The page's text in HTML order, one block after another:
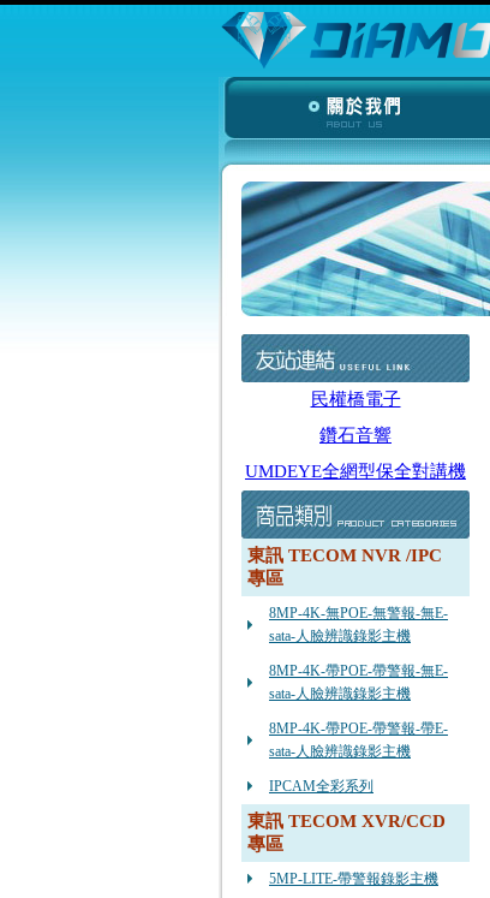
民權橋電子
鑽石音響
UMDEYE全網型保全對講機
東訊 TECOM NVR /IPC
專區
8MP-4K-無POE-無警報-無E-
sata-人臉辨識錄影主機
8MP-4K-帶POE-帶警報-無E-
sata-人臉辨識錄影主機
8MP-4K-帶POE-帶警報-帶E-
sata-人臉辨識錄影主機
IPCAM全彩系列
東訊 TECOM XVR/CCD
專區
5MP-LITE-帶警報錄影主機